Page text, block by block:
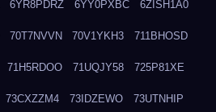
6YR8PDRZ 6YY0PXBC 6ZISH1A0
70T7NVVN 70V1YKH3 711BHOSD
71H5RDOO 71UQJY58 725P81XE
73CXZZM4 73IDZEWO 73UTNHIP